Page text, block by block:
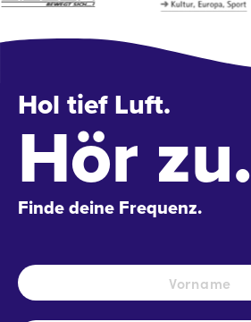
Hol tief Luft.
Hör zu.
Finde deine Frequenz.
Name *